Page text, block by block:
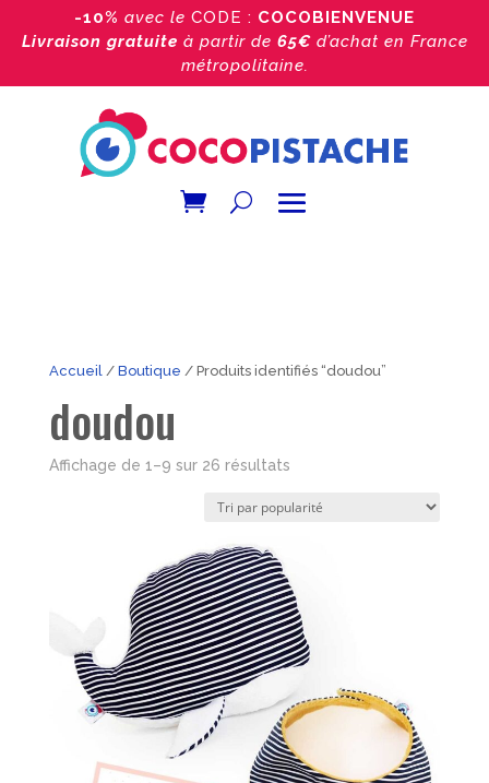
-10% avec le CODE : COCOBIENVENUE
Livraison gratuite à partir de 65€ d’achat en France
métropolitaine.
Accueil/ Boutique / Produits identifiés “doudou”
doudou
Affichage de 1–9 sur 26 résultatsTrié
popularité